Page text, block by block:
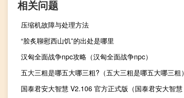
相关问题
压缩机故障与处理方法
“脍炙聊慰西山饥”的出处是哪里
汉匈全面战争npc攻略（汉匈全面战争npc）
五大三粗是哪五大哪三粗?（五大三粗是哪五大哪三粗）